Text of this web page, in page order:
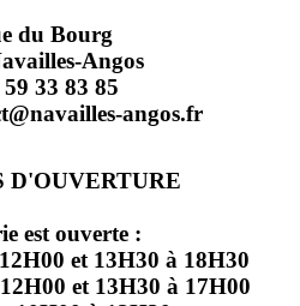
du Bourg
Angos
33 83 85
angos.fr
D'OUVERTURE
est ouverte :
et 13H30 à 18H30
et 13H30 à 17H00